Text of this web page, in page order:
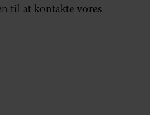
til at kontakte vores